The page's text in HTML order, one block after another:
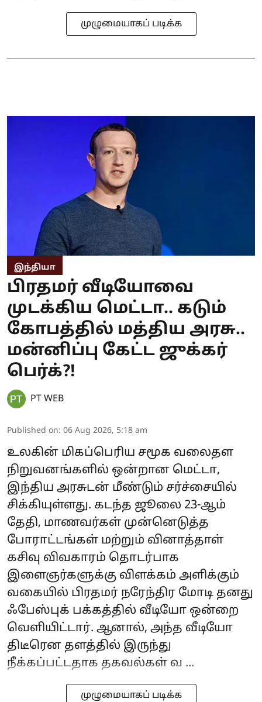
முழுமையாகப் படிக்க
இந்தியா
பிரதமர் வீடியோவை
முடக்கிய மெட்டா.. கடும்
கோபத்தில் மத்திய அரசு..
மன்னிப்பு கேட்ட ஜுக்கர்
பெர்க்?!
PT WEB
Published on: 06 Aug 2026, 5:18 am
உலகின் மிகப்பெரிய சமூக வலைதள
நிறுவனங்களில் ஒன்றான மெட்டா,
இந்திய அரசுடன் மீண்டும் சர்ச்சையில்
சிக்கியுள்ளது. கடந்த ஜூலை 23-ஆம்
தேதி, மாணவர்கள் முன்னெடுத்த
போராட்டங்கள் மற்றும் வினாத்தாள்
கசிவு விவகாரம் தொடர்பாக
இளைஞர்களுக்கு விளக்கம் அளிக்கும்
வகையில் பிரதமர் நரேந்திர மோடி தனது
ஃபேஸ்புக் பக்கத்தில் வீடியோ ஒன்றை
வெளியிட்டார். ஆனால், அந்த வீடியோ
திடீரென தளத்தில் இருந்து
நீக்கப்பட்டதாக தகவல்கள் வ ...
முழுமையாகப் படிக்க